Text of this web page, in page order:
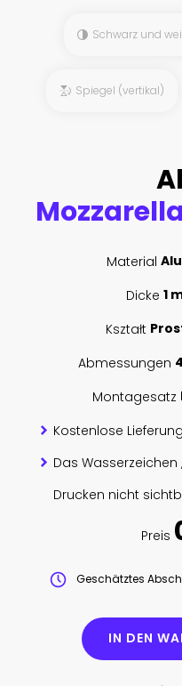
Schwarz und
Spiegel (vertikal)
Material
Dicke 1
Kształt
Abmessungen
Montagesatz
Kostenlose
Das Wasserzeichen
Drucken nicht
Preis
Geschätztes
IN DEN